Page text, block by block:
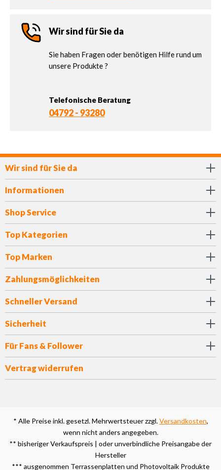
Wir sind für Sie da
Sie haben Fragen oder benötigen Hilfe rund um
unsere Produkte ?
Telefonische Beratung
04792 - 93280
Wir sind für Sie da
Informationen
Shop Service
Top Kategorien
Top Marken
Zahlungsmöglichkeiten
Schneller Versand
Sicherheit
Für Fans & Follower
Vertrag widerrufen
* Alle Preise inkl. gesetzl. Mehrwertsteuer zzgl.Versandkosten,
wenn nicht anders angegeben.
** bisheriger Verkaufspreis | oder unverbindliche Preisangabe der
Hersteller
*** ausgenommen Terrassenplatten und Photovoltaik Produkte